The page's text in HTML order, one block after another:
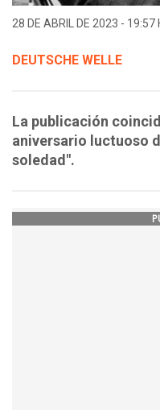
28 DE ABRIL DE 2023 - 19:57
DEUTSCHE WELLE
La publicación
aniversario luctuoso
soledad".